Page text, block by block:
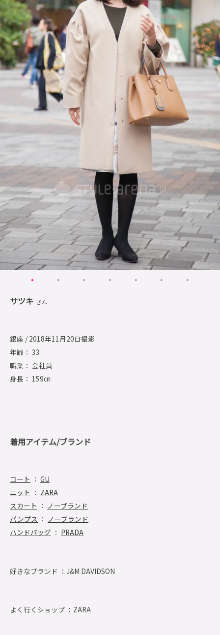
サツキ さん
銀座 / 2018年11月20日撮影
年齢： 33
職業： 会社員
身長： 159㎝
着用アイテム/ブランド
コート ： GU
ニット ： ZARA
スカート ： ノーブランド
パンプス ： ノーブランド
ハンドバッグ ： PRADA
好きなブランド ： J&M DAVIDSON
よく行くショップ ： ZARA